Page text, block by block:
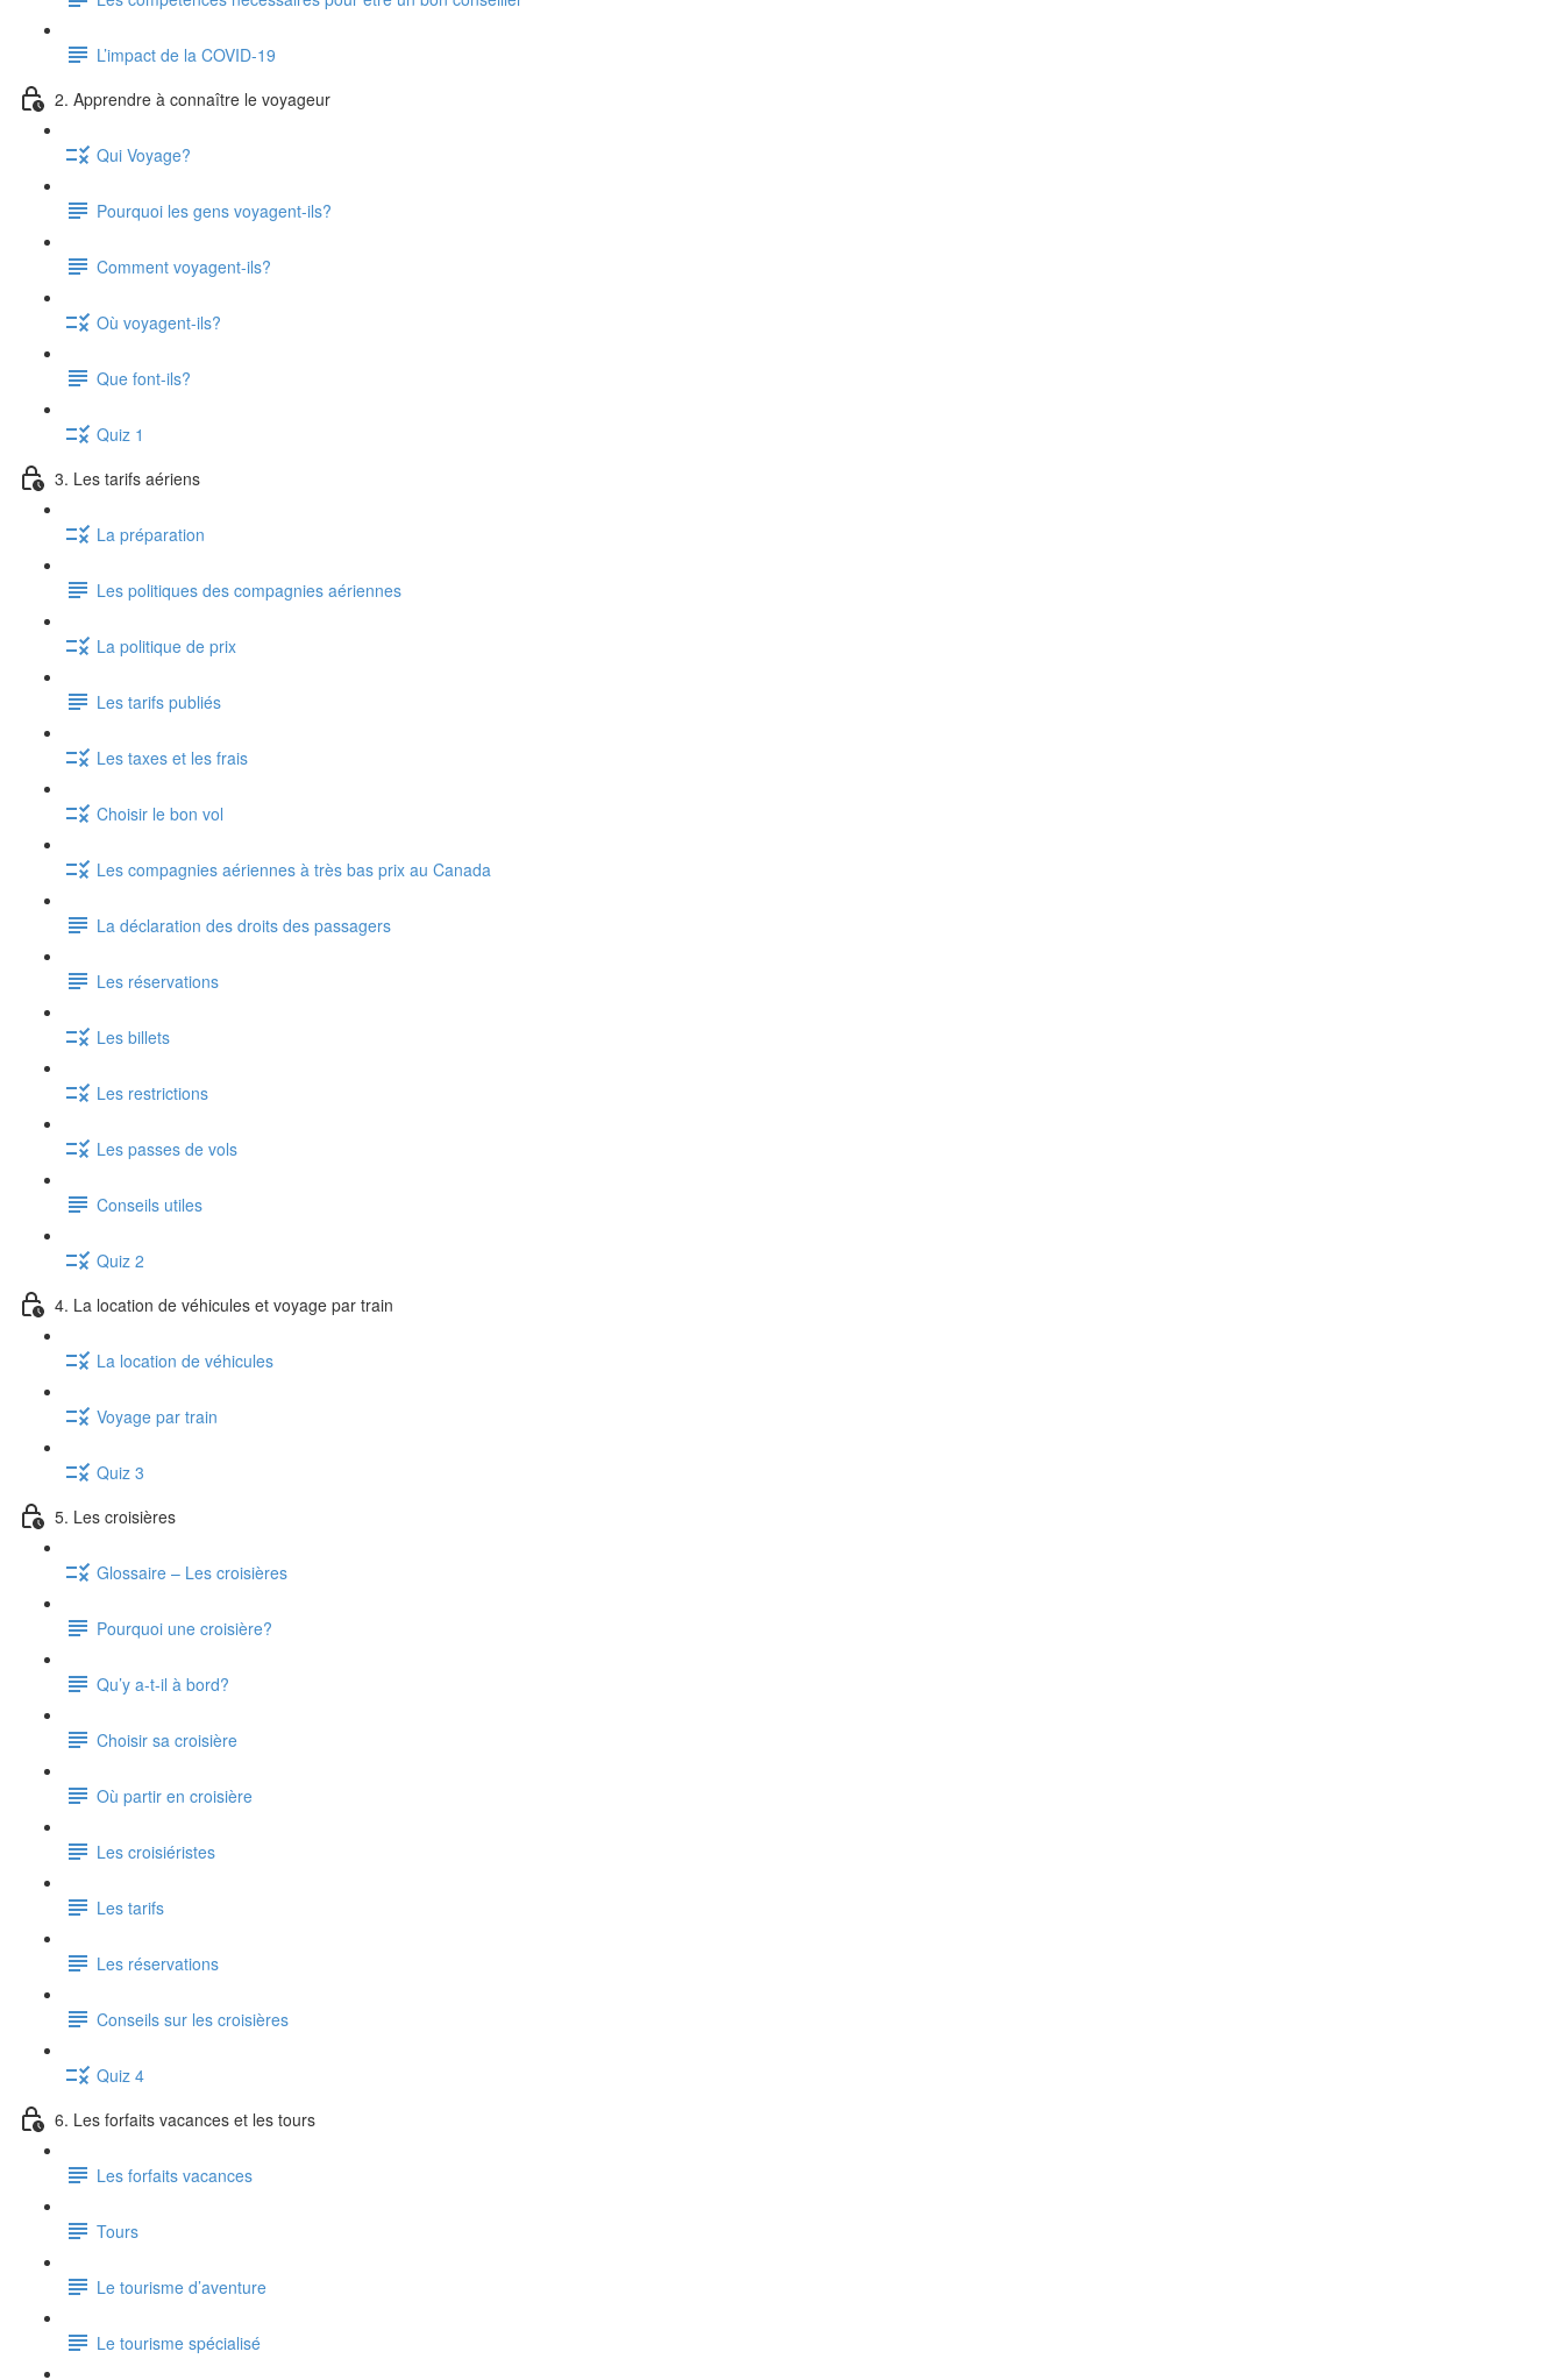
L’impact de la COVID-19
2. Apprendre à connaître le voyageur
Qui Voyage?
Pourquoi les gens voyagent-ils?
Comment voyagent-ils?
Où voyagent-ils?
Que font-ils?
Quiz 1
3. Les tarifs aériens
La préparation
Les politiques des compagnies aériennes
La politique de prix
Les tarifs publiés
Les taxes et les frais
Choisir le bon vol
Les compagnies aériennes à très bas prix au Canada
La déclaration des droits des passagers
Les réservations
Les billets
Les restrictions
Les passes de vols
Conseils utiles
Quiz 2
4. La location de véhicules et voyage par train
La location de véhicules
Voyage par train
Quiz 3
5. Les croisières
Glossaire – Les croisières
Pourquoi une croisière?
Qu’y a-t-il à bord?
Choisir sa croisière
Où partir en croisière
Les croisiéristes
Les tarifs
Les réservations
Conseils sur les croisières
Quiz 4
6. Les forfaits vacances et les tours
Les forfaits vacances
Tours
Le tourisme d’aventure
Le tourisme spécialisé